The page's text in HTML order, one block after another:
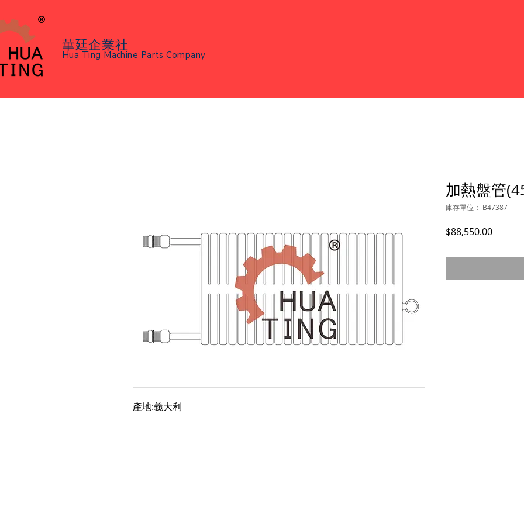
華廷企業社
Hua Ting Machine Parts Company
產地:義大利
加熱盤管
庫存單位： B47387
$88,550.00價